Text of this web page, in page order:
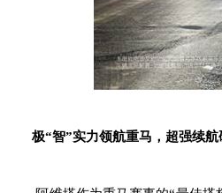
极“智”实力领航重马，超强续航